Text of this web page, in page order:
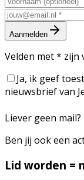
Aanmelden
Velden met* zijn
Ja, ik geef
nieuwsbrief van
Liever geen mail?
Ben jij ook een
Lid worden =